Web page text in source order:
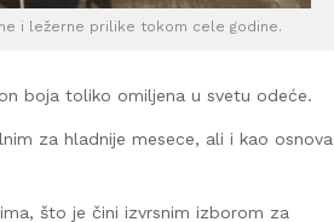
i ležerne prilike tokom cele godine.
boja toliko omiljena u svetu odeće.
za hladnije mesece, ali i kao osnova
što je čini izvrsnim izborom za